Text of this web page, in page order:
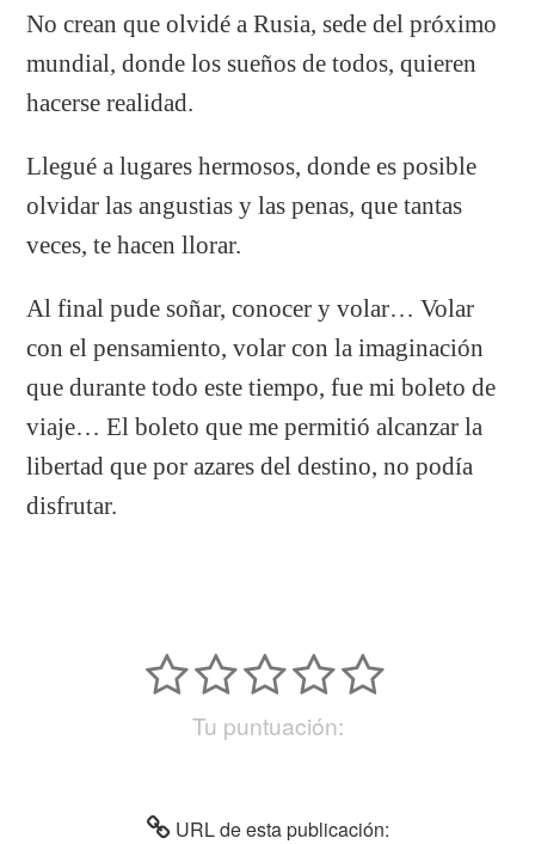
No crean que olvidé a Rusia, sede del próximo
mundial, donde los sueños de todos, quieren
hacerse realidad.
Llegué a lugares hermosos, donde es posible
olvidar las angustias y las penas, que tantas
veces, te hacen llorar.
Al final pude soñar, conocer y volar… Volar
con el pensamiento, volar con la imaginación
que durante todo este tiempo, fue mi boleto de
viaje… El boleto que me permitió alcanzar la
libertad que por azares del destino, no podía
disfrutar.
Tu puntuación:
URL de esta publicación: